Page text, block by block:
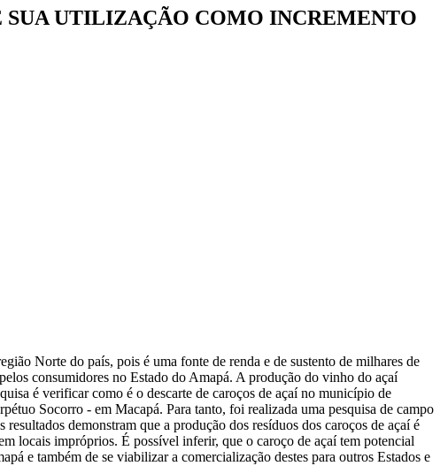
SUA UTILIZAÇÃO COMO INCREMENTO
Norte do país, pois é uma fonte de renda e de sustento de milhares de
consumidores no Estado do Amapá. A produção do vinho do açaí
é verificar como é o descarte de caroços de açaí no município de
Socorro - em Macapá. Para tanto, foi realizada uma pesquisa de campo
demonstram que a produção dos resíduos dos caroços de açaí é
locais impróprios. É possível inferir, que o caroço de açaí tem potencial
e também de se viabilizar a comercialização destes para outros Estados e